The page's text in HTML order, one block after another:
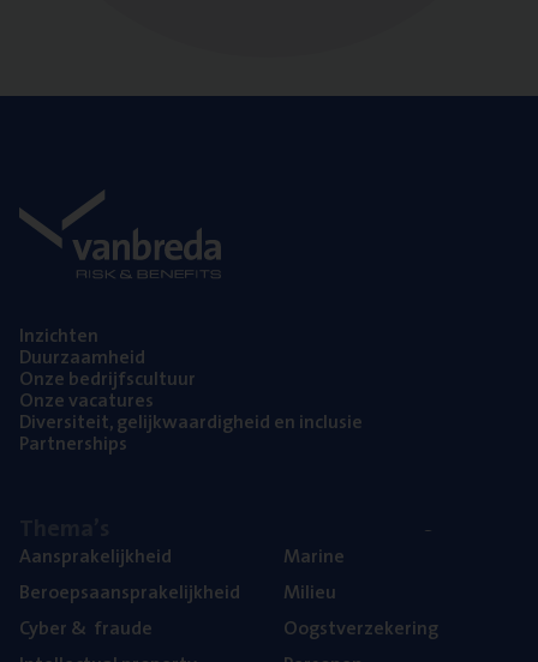
Inzich­ten
Duur­zaam­heid
Onze bedrijfs­cul­tuur
Onze vaca­tu­res
Diver­si­teit, gelijk­waar­dig­heid en inclusie
Part­ner­ships
Aan­spra­ke­lijk­heid
Beroeps­aan­spra­ke­lijk­heid
Cyber& fraude
Mari­ne
Mili­eu
Oogst­ver­ze­ke­ring